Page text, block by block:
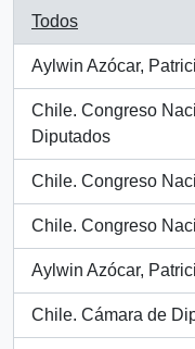
Todos
Aylwin Azócar,
, 148 resultados
Chile. Congreso
Diputados
, 129 resultados
Chile. Congreso
, 45 resultados
Chile. Congreso
, 42 resultados
Aylwin Azócar,
, 34 resultados
Chile. Cámara de
, 29 resultados